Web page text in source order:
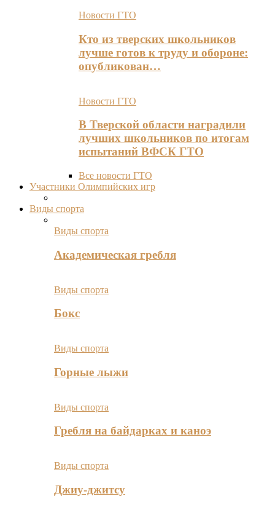
Новости ГТО
Кто из тверских школьников
лучше готов к труду и обороне:
опубликован…
Новости ГТО
В Тверской области наградили
лучших школьников по итогам
испытаний ВФСК ГТО
Все новости ГТО
Участники Олимпийских игр
Виды спорта
Виды спорта
Академическая гребля
Виды спорта
Бокс
Виды спорта
Горные лыжи
Виды спорта
Гребля на байдарках и каноэ
Виды спорта
Джиу-джитсу